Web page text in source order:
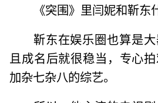
《突围》里闫妮和靳东
靳东在娱乐圈也算是
且成名后就很稳当，专心
加杂七杂八的综艺。